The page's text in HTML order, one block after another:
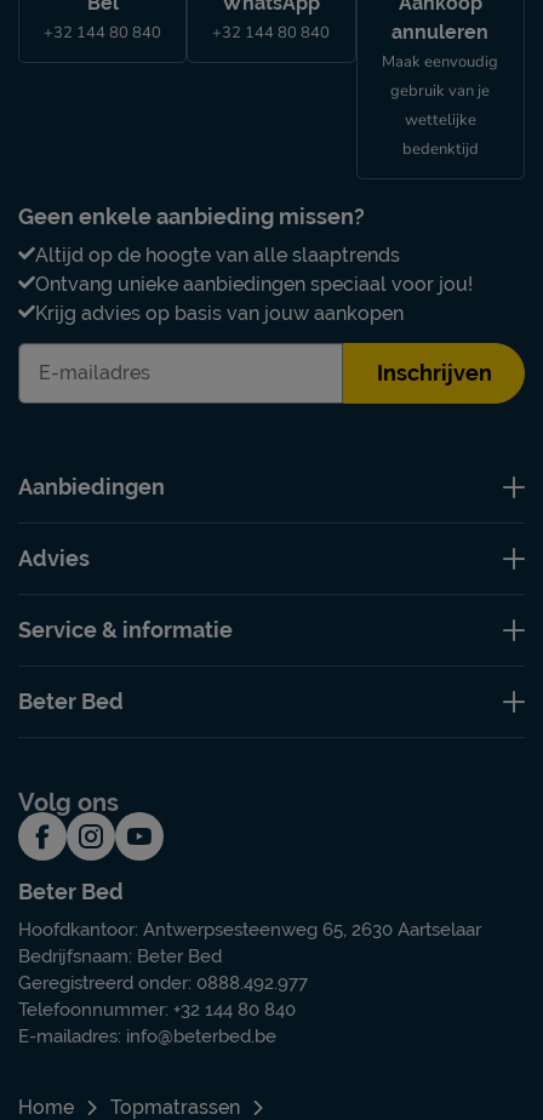
+32 144 80 840 +32 144 80 840
annuleren
Maak eenvoudig
gebruik van je
wettelijke
bedenktijd
Geen enkele aanbieding missen?
Altijd op de hoogte van alle slaaptrends
Ontvang unieke aanbiedingen speciaal voor jou!
Krijg advies op basis van jouw aankopen
Inschrijven
Aanbiedingen
Advies
Service & informatie
Beter Bed
Volg ons
Beter Bed
Hoofdkantoor: Antwerpsesteenweg 65, 2630 Aartselaar
Bedrijfsnaam: Beter Bed
Geregistreerd onder: 0888.492.977
Telefoonnummer: +32 144 80 840
E-mailadres: info@beterbed.be
Home Topmatrassen